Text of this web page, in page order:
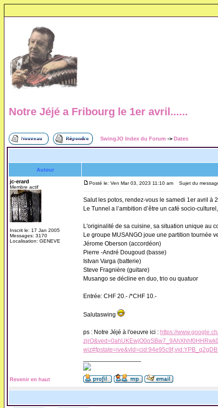
Notre Jéjé a Fribourg le 1er avril......
SwingJO Index du Forum -> Dates
Auteur
jc-erard
Membre actif
Inscrit le: 17 Jan 2005
Messages: 3170
Localisation: GENEVE
Posté le: Ven Mar 03, 2023 11:10 am Sujet du
Salut les potos, rendez-vous le samedi 1er avril à
Le Tunnel a l’ambition d’être un café socio-
L'originalité de sa cuisine, sa situation unique au
Le groupe MUSANGO joue une partition tournée
Jérome Oberson (accordéon)
Pierre -André Dougoud (basse)
Istvan Varga (batterie)
Steve Fragnière (guitare)
Musango se décline en duo, trio ou quatuor
Entrée: CHF 20.- /*CHF 10.-
Salutaswing
ps : Notre Jéjé à l'oeuvre ici : https://
Revenir en haut